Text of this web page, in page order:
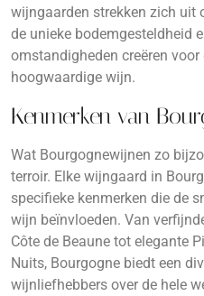
wijngaarden strekken zich uit
de unieke bodemgesteldheid
omstandigheden creëren
hoogwaardige wijn.
Kenmerken van
Wat Bourgognewijnen zo
terroir. Elke wijngaard in
specifieke kenmerken die de
wijn beïnvloeden. Van
Côte de Beaune tot elegante
Nuits, Bourgogne biedt een
wijnliefhebbers over de hele